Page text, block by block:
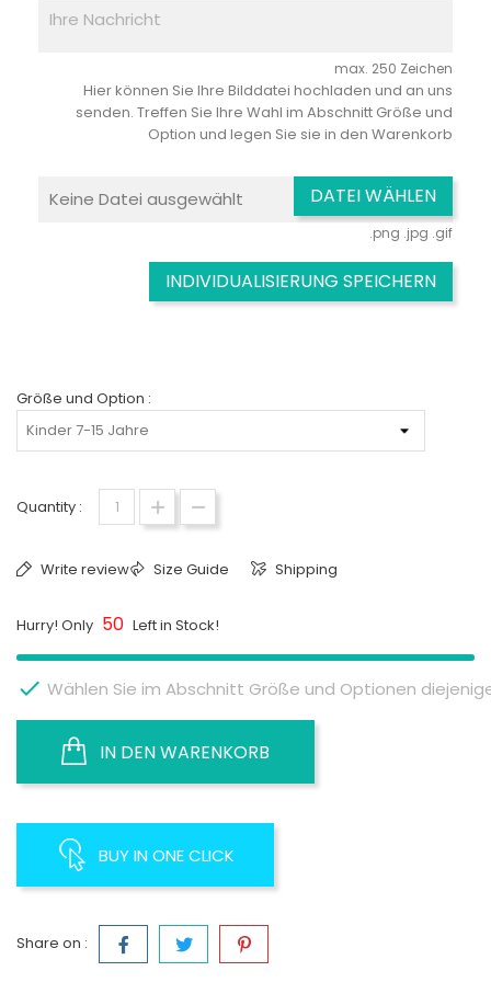
max. 250 Zeichen
Hier können Sie Ihre Bilddatei hochladen und an uns
senden. Treffen Sie Ihre Wahl im Abschnitt Größe und
Option und legen Sie sie in den Warenkorb
Keine Datei ausgewählt DATEI WÄHLEN
.png .jpg .gif
INDIVIDUALISIERUNG SPEICHERN
Größe und Option :
Quantity :
Write review Size Guide Shipping
Hurry! Only 50 Left in Stock!
 Wählen Sie im Abschnitt Größe und Optionen
IN DEN WARENKORB
BUY IN ONE CLICK
Share on :